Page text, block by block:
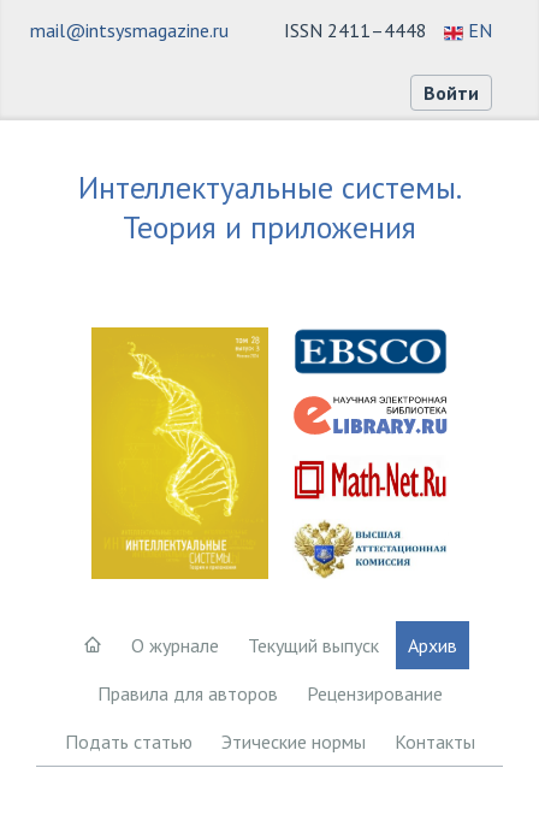
ISSN 2411–4448 EN
mail@intsysmagazine.ru
Войти
Интеллектуальные системы.
Теория и приложения
О журнале Текущий выпуск
Архив
Правила для авторов
Рецензирование
Подать статью
Этические нормы Контакты